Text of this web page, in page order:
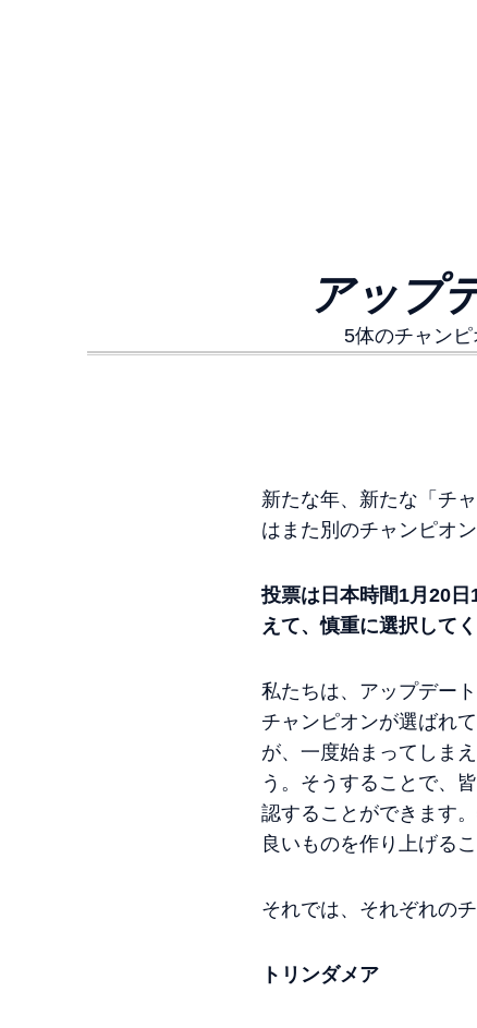
アップ
5体のチャン
新たな年、新たな「チ
はまた別のチャンピオ
投票は日本時間1月 20 日
えて、慎重に選択して
私たちは、アップデー
チャンピオンが選ばれ
が、一度始まってしま
う。そうすることで、
認することができます
良いものを作り上げる
それでは、それぞれの
トリンダメア